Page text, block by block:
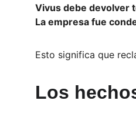
Vivus debe devolver
La empresa fue
Esto significa que
Los